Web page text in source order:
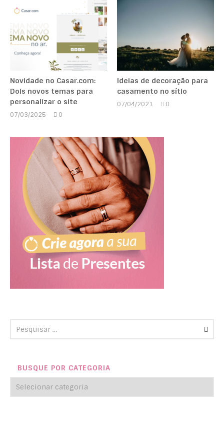
Novidade no Casar.com:
Dois novos temas para
personalizar o site
07/03/2025
0
Ideias de decoração para
casamento no sítio
07/04/2021
0
BUSQUE POR CATEGORIA